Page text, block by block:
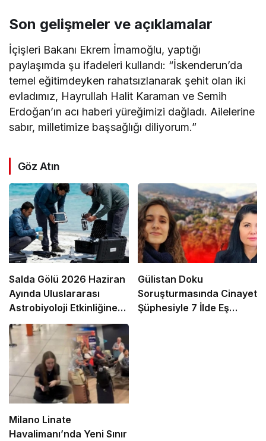
Son gelişmeler ve açıklamalar
İçişleri Bakanı Ekrem İmamoğlu, yaptığı
paylaşımda şu ifadeleri kullandı: “İskenderun’da
temel eğitimdeyken rahatsızlanarak şehit olan iki
evladımız, Hayrullah Halit Karaman ve Semih
Erdoğan’ın acı haberi yüreğimizi dağladı. Ailelerine
sabır, milletimize başsağlığı diliyorum.”
Göz Atın
Salda Gölü 2026 Haziran
Ayında Uluslararası
Astrobiyoloji Etkinliğine
Ev Sahipliği Yapacak
Gülistan Doku
Soruşturmasında Cinayet
Şüphesiyle 7 İlde Eş
Milano Linate
Havalimanı’nda Yeni Sınır